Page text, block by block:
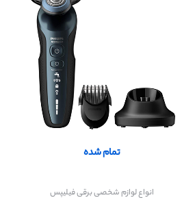
تمام شده
انواع لوازم شخصی برقی فیلیپس